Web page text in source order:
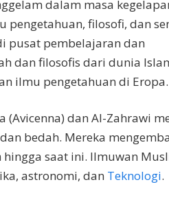
dalam masa
filosofi, dan
pusat pembelajaran dan
dan filosofis dari dunia
ilmu pengetahuan di Eropa.
(Avicenna) dan Al-Zahrawi
bedah. Mereka
saat ini. Ilmuwan
astronomi, dan Teknologi.